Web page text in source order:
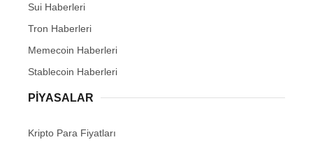
Sui Haberleri
Tron Haberleri
Memecoin Haberleri
Stablecoin Haberleri
PIYASALAR
Kripto Para Fiyatları